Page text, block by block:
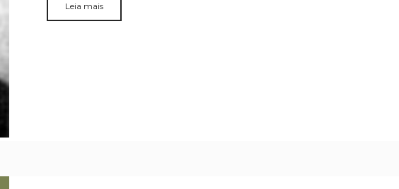
Leia mais